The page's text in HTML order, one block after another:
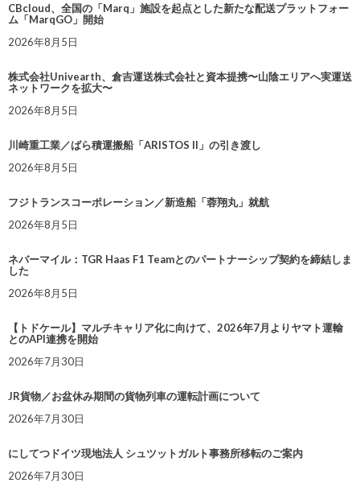
CBcloud、全国の「Marq」施設を起点とした新たな配送プラットフォー
ム「MarqGO」開始
2026年8月5日
株式会社Univearth、倉吉運送株式会社と資本提携〜山陰エリアへ実運送
ネットワークを拡大〜
2026年8月5日
川崎重工業／ばら積運搬船「ARISTOS II」の引き渡し
2026年8月5日
フジトランスコーポレーション／新造船「蓉翔丸」就航
2026年8月5日
ネバーマイル：TGR Haas F1 Teamとのパートナーシップ契約を締結しま
した
2026年8月5日
【トドケール】マルチキャリア化に向けて、2026年7月よりヤマト運輸
とのAPI連携を開始
2026年7月30日
JR貨物／お盆休み期間の貨物列車の運転計画について
2026年7月30日
にしてつドイツ現地法人 シュツットガルト事務所移転のご案内
2026年7月30日